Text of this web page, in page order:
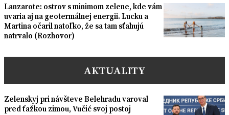
Lanzarote: ostrov s minimom zelene, kde vám
uvaria aj na geotermálnej energii. Lucku a
Martina očaril natoľko, že sa tam sťahujú
natrvalo (Rozhovor)
AKTUALITY
Zelenskyj pri návšteve Belehradu varoval
pred ťažkou zimou, Vučić svoj postoj